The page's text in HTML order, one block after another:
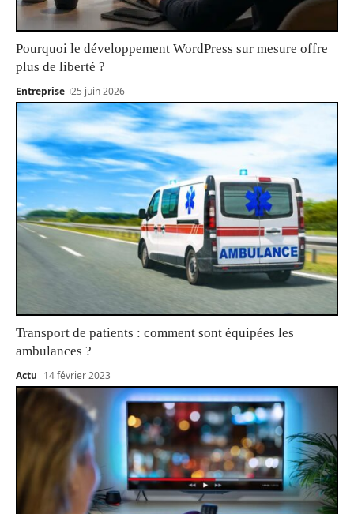
Pourquoi le développement WordPress sur mesure offre
plus de liberté ?
Entreprise 25 juin 2026
Transport de patients : comment sont équipées les
ambulances ?
Actu 14 février 2023